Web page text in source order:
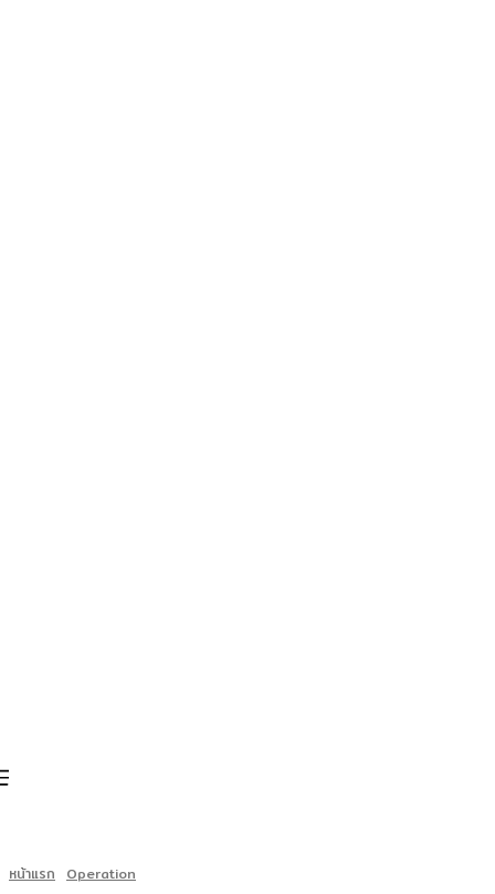
หน้าแรก Operation